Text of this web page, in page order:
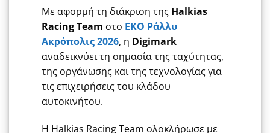
Με αφορμή τη διάκριση της Halkias
Racing Team στο ΕΚΟ Ράλλυ
Ακρόπολις 2026, η Digimark
αναδεικνύει τη σημασία της ταχύτητας,
της οργάνωσης και της τεχνολογίας για
τις επιχειρήσεις του κλάδου
αυτοκινήτου.
Η Halkias Racing Team ολοκλήρωσε με